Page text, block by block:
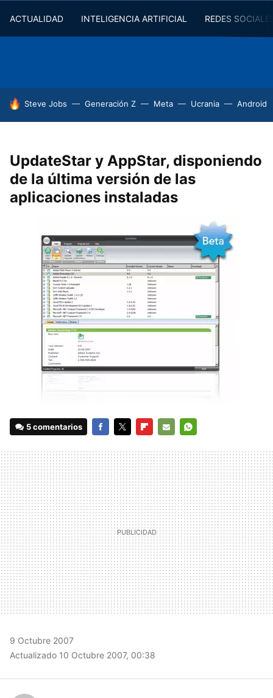
ACTUALIDAD INTELIGENCIA ARTIFICIAL REDES
HOY SE HABLA DE
Steve Jobs Generación Z Meta Ucrania Android
UpdateStar y AppStar, disponiendo
de la última versión de las
aplicaciones instaladas
5 comentarios
MAIL
9 Octubre 2007
Actualizado 10 Octubre 2007, 00:38